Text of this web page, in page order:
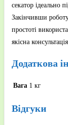
секатор ідеально
Закінчивши
простоті
якісна
Додаткова
Вага 1 кг
Відгуки